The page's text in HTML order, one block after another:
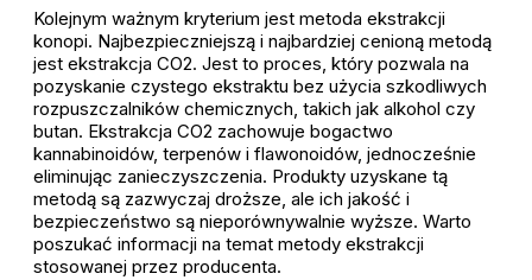
Kolejnym ważnym kryterium jest metoda ekstrakcji
konopi. Najbezpieczniejszą i najbardziej cenioną metodą
jest ekstrakcja CO2. Jest to proces, który pozwala na
pozyskanie czystego ekstraktu bez użycia szkodliwych
rozpuszczalników chemicznych, takich jak alkohol czy
butan. Ekstrakcja CO2 zachowuje bogactwo
kannabinoidów, terpenów i flawonoidów, jednocześnie
eliminując zanieczyszczenia. Produkty uzyskane tą
metodą są zazwyczaj droższe, ale ich jakość i
bezpieczeństwo są nieporównywalnie wyższe. Warto
poszukać informacji na temat metody ekstrakcji
stosowanej przez producenta.